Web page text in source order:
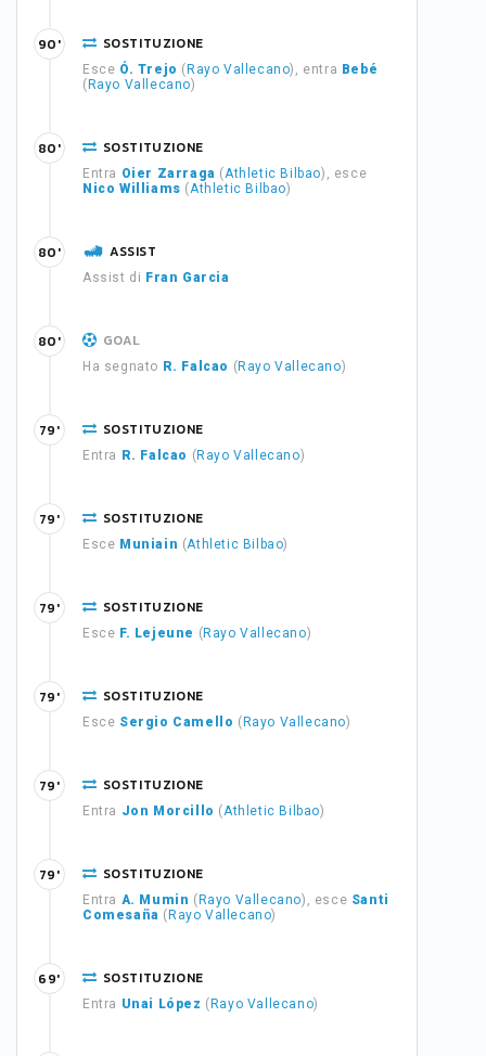
SOSTITUZIONE
Esce Ó. Trejo ( Rayo Vallecano), entra Bebé
( Rayo Vallecano)
90'
SOSTITUZIONE
Entra Oier Zarraga (Athletic Bilbao), esce
Nico Williams (Athletic Bilbao)
80'
ASSIST
Assist di Fran Garcia
80'
GOAL
Ha segnato R. Falcao ( Rayo Vallecano)
80'
SOSTITUZIONE
Entra R. Falcao ( Rayo Vallecano)
79'
SOSTITUZIONE
Esce Muniain (Athletic Bilbao)
79'
SOSTITUZIONE
Esce F. Lejeune ( Rayo Vallecano)
79'
SOSTITUZIONE
Esce Sergio Camello ( Rayo Vallecano)
79'
SOSTITUZIONE
Entra Jon Morcillo (Athletic Bilbao)
79'
SOSTITUZIONE
Entra A. Mumin ( Rayo Vallecano), esce Santi
Comesaña ( Rayo Vallecano)
79'
SOSTITUZIONE
Entra Unai López ( Rayo Vallecano)
69'